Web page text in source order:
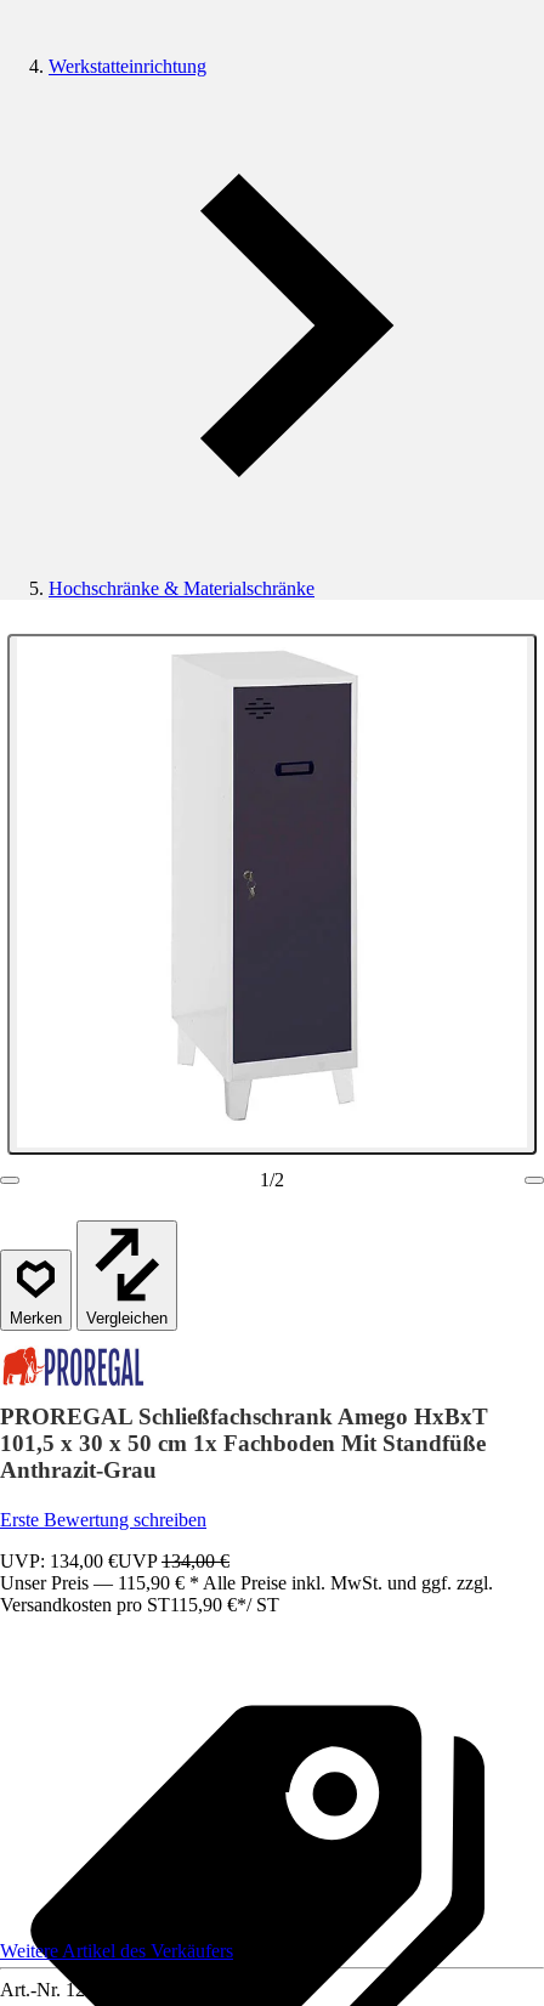
Werkstatteinrichtung
Hochschränke & Materialschränke
1/2
Vergleichen
PROREGAL Schließfachschrank Amego HxBxT
101,5 x 30 x 50 cm 1x Fachboden Mit Standfüße
Anthrazit-Grau
Erste Bewertung schreiben
UVP: 134,00 €UVP134,00 €
Unser Preis — 115,90 € * Alle Preise inkl. MwSt. und ggf. zzgl.
Versandkosten pro ST115,90 €*/ ST
Weitere Artikel des Verkäufers
Art.-Nr. 12583446